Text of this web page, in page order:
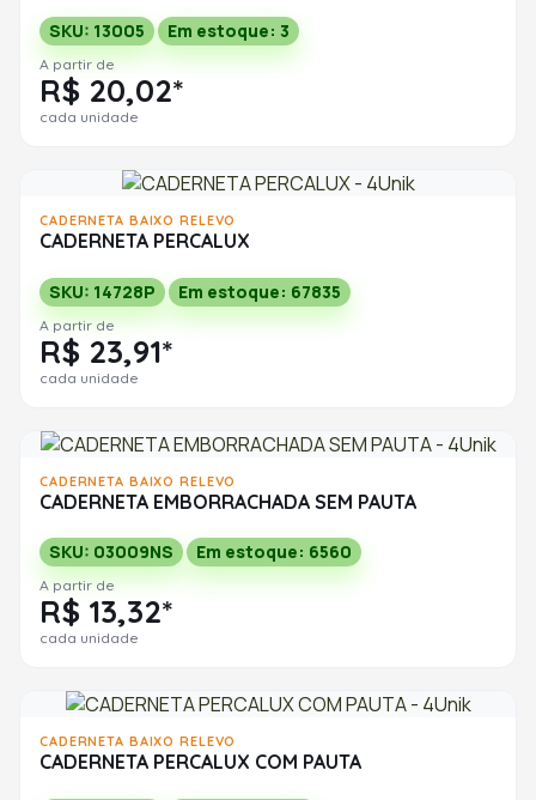
SKU: 13005 Em estoque: 3
A partir de
R$ 20,02*
cada unidade
CADERNETA BAIXO RELEVO
CADERNETA PERCALUX
SKU: 14728P Em estoque: 67835
A partir de
R$ 23,91*
cada unidade
CADERNETA BAIXO RELEVO
CADERNETA EMBORRACHADA SEM PAUTA
SKU: 03009NS Em estoque: 6560
A partir de
R$ 13,32*
cada unidade
CADERNETA BAIXO RELEVO
CADERNETA PERCALUX COM PAUTA